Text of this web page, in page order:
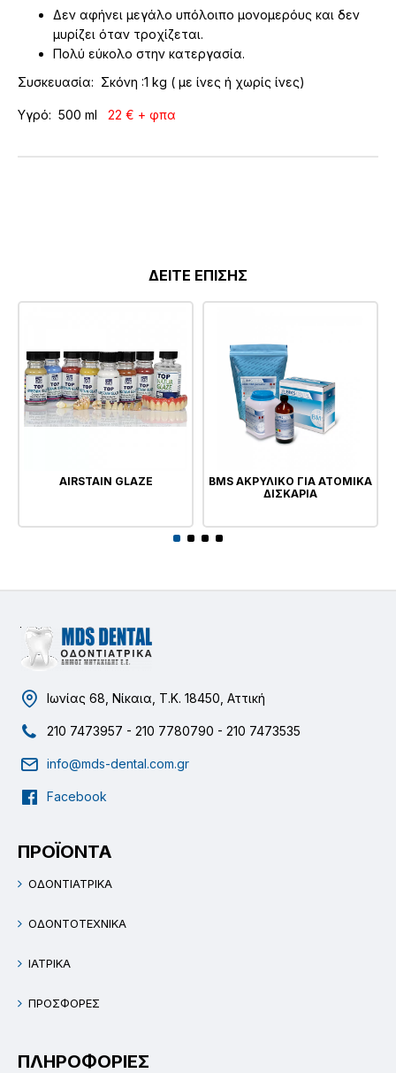
Δεν αφήνει μεγάλο υπόλοιπο μονομερόυς και δεν
μυρίζει όταν τροχίζεται.
Πολύ εύκολο στην κατεργασία.
Συσκευασία: Σκόνη :1 kg ( με ίνες ή χωρίς ίνες)
Υγρό: 500 ml 22 € + φπα
ΔΕΙΤΕ ΕΠΙΣΗΣ
AIRSTAIN GLAZE
BMS ΑΚΡΥΛΙΚΟ ΓΙΑ ΑΤΟΜΙΚΑ
ΔΙΣΚΑΡΙΑ
Ιωνίας 68, Νίκαια, Τ.Κ. 18450, Αττική
210 7473957 - 210 7780790 - 210 7473535
info@mds-dental.com.gr
Facebook
ΠΡΟΪΟΝΤΑ
ΟΔΟΝΤΙΑΤΡΙΚΑ
ΟΔΟΝΤΟΤΕΧΝΙΚΑ
ΙΑΤΡΙΚΑ
ΠΡΟΣΦΟΡΕΣ
ΠΛΗΡΟΦΟΡΙΕΣ